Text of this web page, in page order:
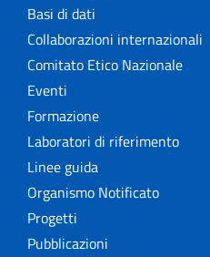
Basi di dati
Collaborazioni internazionali
Comitato Etico Nazionale
Eventi
Formazione
Laboratori di riferimento
Linee guida
Organismo Notificato
Progetti
Pubblicazioni